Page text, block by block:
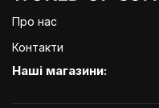
Про нас
Контакти
Наші магазини: